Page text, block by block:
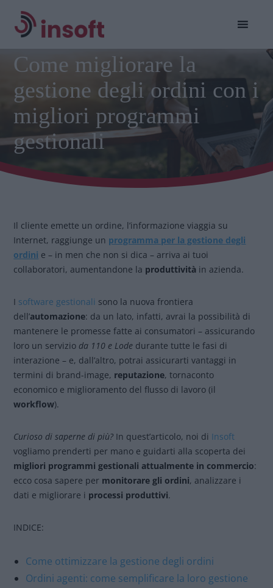
Come migliorare la
gestione degli ordini con i
migliori programmi
gestionali
Il cliente emette un ordine, l’informazione viaggia su
Internet, raggiunge un programma per la gestione degli
ordini e – in men che non si dica – arriva ai tuoi
collaboratori, aumentandone la produttività in azienda.
I software gestionali sono la nuova frontiera
dell’automazione: da un lato, infatti, avrai la possibilità di
mantenere le promesse fatte ai consumatori – assicurando
loro un servizio da 110 e Lode durante tutte le fasi di
interazione – e, dall’altro, potrai assicurarti vantaggi in
termini di brand-image, reputazione, tornaconto
economico e miglioramento del flusso di lavoro (il
workflow).
Curioso di saperne di più? In quest’articolo, noi di Insoft
vogliamo prenderti per mano e guidarti alla scoperta dei
migliori programmi gestionali attualmente in commercio:
ecco cosa sapere per monitorare gli ordini, analizzare i
dati e migliorare i processi produttivi.
INDICE:
Come ottimizzare la gestione degli ordini
Ordini agenti: come semplificare la loro gestione